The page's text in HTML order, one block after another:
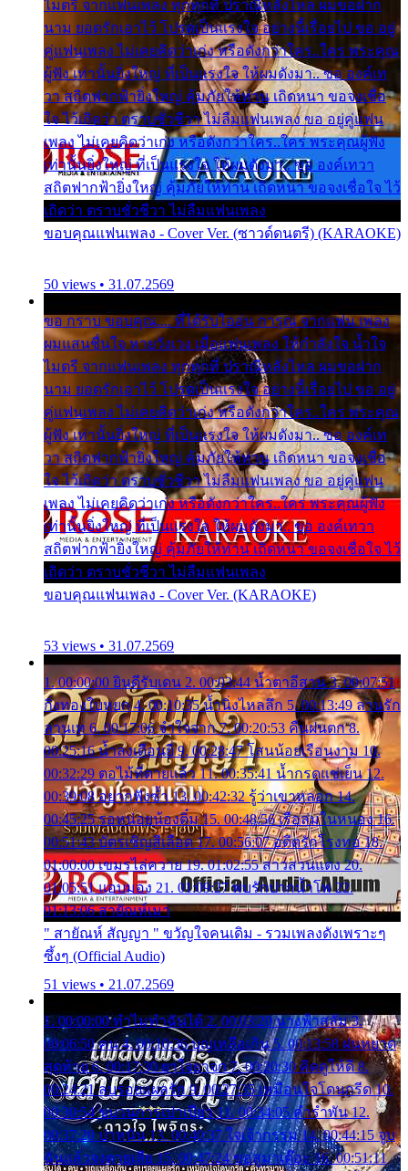
ไมตรี จากแฟนเพลง ทุกทุกที่ ปราณีหลั่งไหล ผมขอฝาก
นาม ยอดรักเอาไว้ โปรดเป็นแรงใจ อย่างนี้เรื่อยไป ขอ อยู่
คู่แฟนเพลง ไม่เคยคิดว่าเก่ง หรือดังกว่าใคร..ใคร พระคุณ
ผู้ฟัง เท่านั้นยิ่งใหญ่ ที่เป็นแรงใจ ให้ผมดังมา.. ขอ องค์เท
วา สถิตฟากฟ้ายิ่งใหญ่ คุ้มภัยให้ท่าน เถิดหนา ขอจงเชื่อ
ใจ ไว้เถิดว่า ตราบชั่วชีวา ไม่ลืมแฟนเพลง ขอ อยู่คู่แฟน
เพลง ไม่เคยคิดว่าเก่ง หรือดังกว่าใคร..ใคร พระคุณผู้ฟัง
เท่านั้นยิ่งใหญ่ ที่เป็นแรงใจ ให้ผมดังมา.. ขอ องค์เทวา
สถิตฟากฟ้ายิ่งใหญ่ คุ้มภัยให้ท่าน เถิดหนา ขอจงเชื่อใจ ไว้
เถิดว่า ตราบชั่วชีวา ไม่ลืมแฟนเพลง
ขอบคุณแฟนเพลง - Cover Ver. (ซาวด์ดนตรี) (KARAOKE)
50 views • 31.07.2569
ขอ กราบ ขอบคุณ.... ที่ได้รับไออุ่น การุณ จากแฟน เพลง
ผมแสนชื่นใจ หายวังเวง เมื่อแฟนเพลง ให้กำลังใจ น้ำใจ
ไมตรี จากแฟนเพลง ทุกทุกที่ ปราณีหลั่งไหล ผมขอฝาก
นาม ยอดรักเอาไว้ โปรดเป็นแรงใจ อย่างนี้เรื่อยไป ขอ อยู่
คู่แฟนเพลง ไม่เคยคิดว่าเก่ง หรือดังกว่าใคร..ใคร พระคุณ
ผู้ฟัง เท่านั้นยิ่งใหญ่ ที่เป็นแรงใจ ให้ผมดังมา.. ขอ องค์เท
วา สถิตฟากฟ้ายิ่งใหญ่ คุ้มภัยให้ท่าน เถิดหนา ขอจงเชื่อ
ใจ ไว้เถิดว่า ตราบชั่วชีวา ไม่ลืมแฟนเพลง ขอ อยู่คู่แฟน
เพลง ไม่เคยคิดว่าเก่ง หรือดังกว่าใคร..ใคร พระคุณผู้ฟัง
เท่านั้นยิ่งใหญ่ ที่เป็นแรงใจ ให้ผมดังมา.. ขอ องค์เทวา
สถิตฟากฟ้ายิ่งใหญ่ คุ้มภัยให้ท่าน เถิดหนา ขอจงเชื่อใจ ไว้
เถิดว่า ตราบชั่วชีวา ไม่ลืมแฟนเพลง
ขอบคุณแฟนเพลง - Cover Ver. (KARAOKE)
53 views • 31.07.2569
1. 00:00:00 ยินดีรับเดน 2. 00:03:44 น้ำตาอีสาน 3. 00:07:51
กิ่งทองใบหยก 4. 00:10:35 น้ำนิ่งไหลลึก 5. 00:13:49 ลานรัก
ลานเท 6. 00:17:06 จำใจจาก 7. 00:20:53 คืนฝนตก 8.
00:25:16 น้ำลงเดือนยี่ 9. 00:28:47 โสนน้อยเรือนงาม 10.
00:32:29 ตอไม้ที่ตายแล้ว 11. 00:35:41 น้ำกรดแช่เย็น 12.
00:39:08 อยากฟังซ้ำ 13. 00:42:32 รู้ว่าเขาหลอก 14.
00:45:25 รอหน่อยน้องติ๋ม 15. 00:48:56 เรือล่มในหนอง 16.
00:51:43 บัตรเชิญสีเลือด 17. 00:56:07 อดีตรักโรงทอ 18.
01:00:00 เขมรไล่ควาย 19. 01:02:55 สาวสวนแตง 20.
01:05:51 แอบมอง 21. 01:09:27 พบรักปากน้ำโพ 22.
01:13:06 สายัณห์เมา
" สายัณห์ สัญญา " ขวัญใจคนเดิม - รวมเพลงดังเพราะๆ
ซึ้งๆ (Official Audio)
51 views • 21.07.2569
1. 00:00:00 ทำไมทำฉันได้ 2. 00:03:20 นางฟ้าสลัม 3.
00:06:50 คน 4. 00:10:36 บุญเหลือเกิน 5. 00:13:58 ฝนหยาด
สุดท้าย 6. 00:17:30 ยาใจยาจก 7. 00:20:30 คิดดูให้ดี 8.
00:24:21 ลบรอยแผลรัก 9. 00:27:35 เหมือนใจโดนกรีด 10.
00:30:54 ขบวนการเปาเปียว 11. 00:34:05 คำรำพัน 12.
00:37:20 ปาหนัน 13. 00:40:37 ใจเจ้ากรรม 14. 00:44:15 จูบ
ฉันแล้วจงตายเสีย 15. 00:47:24 ขอสูมาเต๊อะ 16. 00:51:11